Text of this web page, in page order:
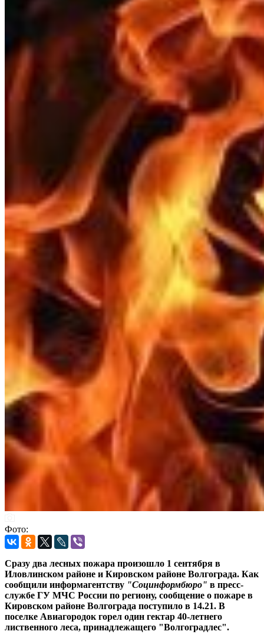
Фото:
Сразу два лесных пожара произошло 1 сентября в
Иловлинском районе и Кировском районе Волгограда. Как
сообщили информагентству "Социнформбюро" в пресс-
службе ГУ МЧС России по региону, сообщение о пожаре в
Кировском районе Волгограда поступило в 14.21. В
поселке Авиагородок горел один гектар 40-летнего
лиственного леса, принадлежащего "Волгоградлес".